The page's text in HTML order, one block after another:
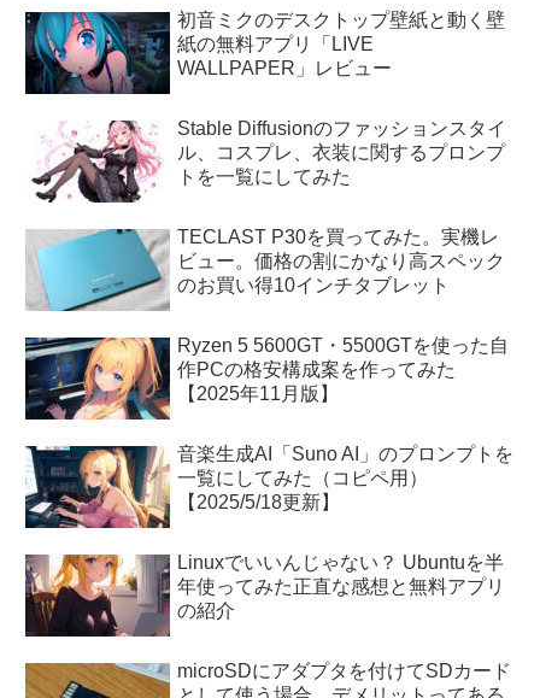
初音ミクのデスクトップ壁紙と動く壁
紙の無料アプリ「LIVE
WALLPAPER」レビュー
Stable Diffusionのファッションスタイ
ル、コスプレ、衣装に関するプロンプ
トを一覧にしてみた
TECLAST P30を買ってみた。実機レ
ビュー。価格の割にかなり高スペック
のお買い得10インチタブレット
Ryzen 5 5600GT・5500GTを使った自
作PCの格安構成案を作ってみた
【2025年11月版】
音楽生成AI「Suno AI」のプロンプトを
一覧にしてみた（コピペ用）
【2025/5/18更新】
Linuxでいいんじゃない？ Ubuntuを半
年使ってみた正直な感想と無料アプリ
の紹介
microSDにアダプタを付けてSDカード